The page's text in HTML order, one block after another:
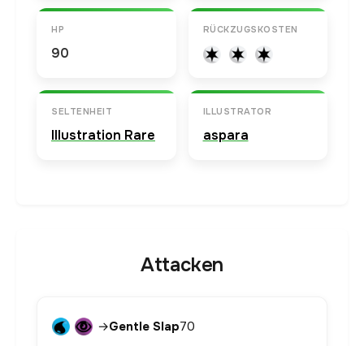
HP
90
RÜCKZUGSKOSTEN
SELTENHEIT
Illustration Rare
ILLUSTRATOR
aspara
Attacken
→Gentle Slap70